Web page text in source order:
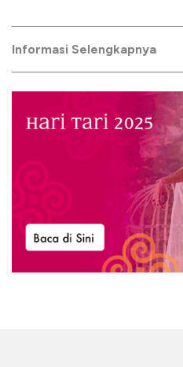
Informasi Selengkapnya